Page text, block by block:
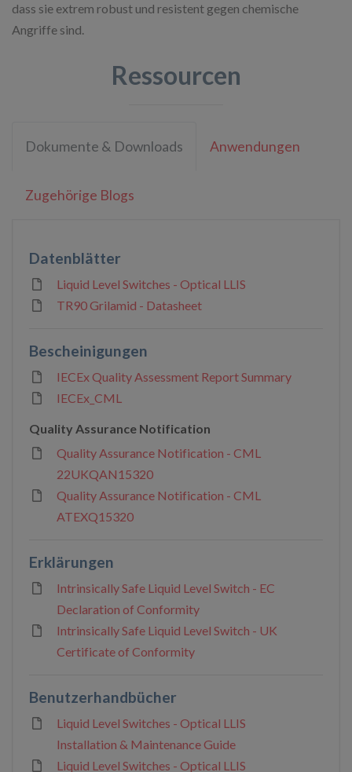
dass sie extrem robust und resistent gegen chemische
Angriffe sind.
Ressourcen
Dokumente & Downloads Anwendungen
Zugehörige Blogs
Datenblätter
Liquid Level Switches - Optical LLIS
TR90 Grilamid - Datasheet
Bescheinigungen
IECEx Quality Assessment Report Summary
IECEx_CML
Quality Assurance Notification
Quality Assurance Notification - CML
22UKQAN15320
Quality Assurance Notification - CML
ATEXQ15320
Erklärungen
Intrinsically Safe Liquid Level Switch - EC
Declaration of Conformity
Intrinsically Safe Liquid Level Switch - UK
Certificate of Conformity
Benutzerhandbücher
Liquid Level Switches - Optical LLIS
Installation & Maintenance Guide
Liquid Level Switches - Optical LLIS